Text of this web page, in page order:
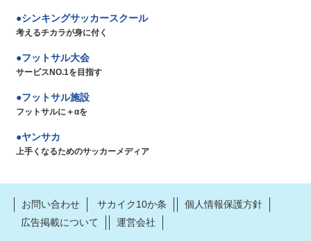
シンキングサッカースクール
考えるチカラが身に付く
フットサル大会
サービスNO.1を目指す
フットサル施設
フットサルに＋αを
ヤンサカ
上手くなるためのサッカーメディア
お問い合わせ サカイク10か条
個人情報保護方針
広告掲載について
運営会社